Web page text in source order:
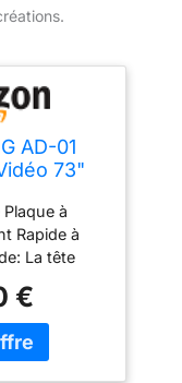
AD-01
73"
3751B
à
Rapide à
La tête
de
pour DJI
€